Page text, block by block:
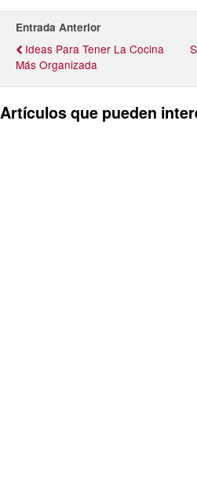
Entrada Anterior
Ideas Para Tener La Cocina
Más Organizada
Artículos que pueden